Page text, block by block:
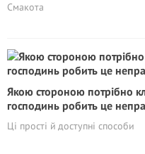
Смакота
Якою стороною потрібно
господинь робить це
Ці прості й доступні способи